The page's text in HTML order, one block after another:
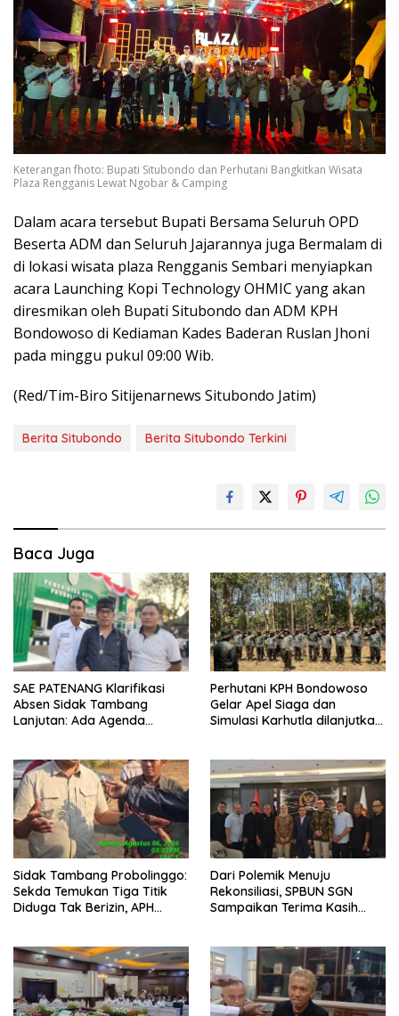
Keterangan fhoto: Bupati Situbondo dan Perhutani Bangkitkan Wisata
Plaza Rengganis Lewat Ngobar & Camping
Dalam acara tersebut Bupati Bersama Seluruh OPD
Beserta ADM dan Seluruh Jajarannya juga Bermalam di
di lokasi wisata plaza Rengganis Sembari menyiapkan
acara Launching Kopi Technology OHMIC yang akan
diresmikan oleh Bupati Situbondo dan ADM KPH
Bondowoso di Kediaman Kades Baderan Ruslan Jhoni
pada minggu pukul 09:00 Wib.
(Red/Tim-Biro Sitijenarnews Situbondo Jatim)
Berita Situbondo Berita Situbondo Terkini
Baca Juga
SAE PATENANG Klarifikasi
Absen Sidak Tambang
Lanjutan: Ada Agenda
Perhutani KPH Bondowoso
Gelar Apel Siaga dan
Simulasi Karhutla dilanjutkan
Sidak Tambang Probolinggo:
Sekda Temukan Tiga Titik
Diduga Tak Berizin, APH
Dari Polemik Menuju
Rekonsiliasi, SPBUN SGN
Sampaikan Terima Kasih
Perselisihan